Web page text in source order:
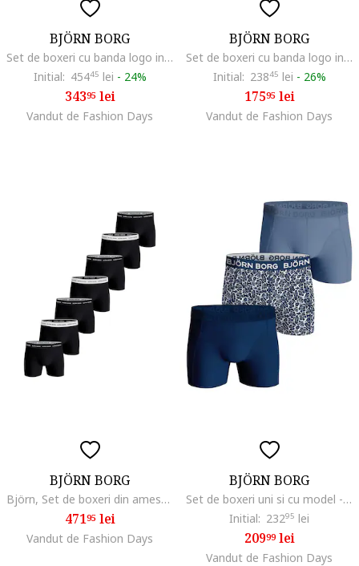
BJÖRN BORG
Set de boxeri cu banda logo in talie - 7 perechi, Negru
Initial: 45445 lei - 24%
34395lei
Vandut de Fashion Days
BJÖRN BORG
Set de boxeri cu banda logo in talie - 3 perechi, Negru
Initial: 23845 lei - 26%
17595lei
Vandut de Fashion Days
BJÖRN BORG
Björn, Set de boxeri din amestec de bumbac cu banda logo in talie - 7 perechi, Alb/Negru
47195lei
Vandut de Fashion Days
BJÖRN BORG
Set de boxeri uni si cu model - 3 perechi, Alb/Albastru
Initial: 23295 lei
20999lei
Vandut de Fashion Days